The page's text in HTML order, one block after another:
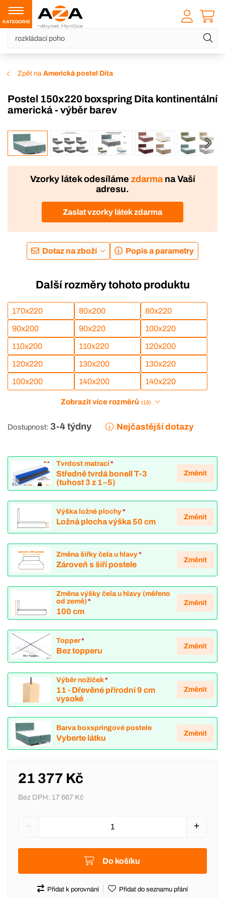
KATEGORIE
Zpět na Americká postel Dita
Postel 150x220 boxspring Dita kontinentální
americká - výběr barev
VÝROBA
Vzorky látek odesíláme zdarmana Vaší
adresu.
Zaslat vzorky látek zdarma
Dotaz na zboží Popis a parametry
Další rozměry tohoto produktu
170x220 80x200 80x220
90x200 90x220 100x220
110x200 110x220 120x200
120x220 130x200 130x220
100x200 140x200 140x220
Zobrazit více rozměrů (18)
Dostupnost: 3-4 týdny Nejčastější dotazy
Tvrdost matrací*
Středně tvrdá bonell T-3
(tuhost 3 z 1–5)
Změnit
Výška ložné plochy*
Ložná plocha výška 50 cm
Změnit
Změna šířky čela u hlavy*
Zároveň s šíří postele
Změnit
Změna výšky čela u hlavy (měřeno
od země)*
100 cm
Změnit
Topper*
Bez topperu
Změnit
Výběr nožiček*
11 - Dřevěné přírodní 9 cm
vysoké
Změnit
Barva boxspringové postele
Vyberte látku
Změnit
21 377 Kč
Bez DPH: 17 667 Kč
Do košíku
Přidat k porovnání Přidat do seznamu přání